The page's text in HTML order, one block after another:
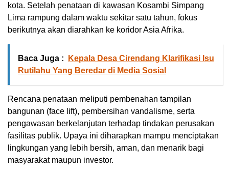
kota. Setelah penataan di kawasan Kosambi Simpang
Lima rampung dalam waktu sekitar satu tahun, fokus
berikutnya akan diarahkan ke koridor Asia Afrika.
Baca Juga :
Kepala Desa Cirendang Klarifikasi Isu
Rutilahu Yang Beredar di Media Sosial
Rencana penataan meliputi pembenahan tampilan
bangunan (face lift), pembersihan vandalisme, serta
pengawasan berkelanjutan terhadap tindakan perusakan
fasilitas publik. Upaya ini diharapkan mampu menciptakan
lingkungan yang lebih bersih, aman, dan menarik bagi
masyarakat maupun investor.